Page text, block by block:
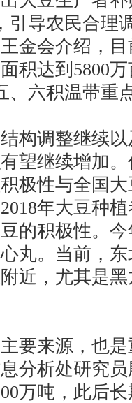
引导农民合理
金会介绍，
积达到5800
、六积温带重
调整继续以
望继续增加
极性与全国
年大豆种
的积极性。
丸。当前，
近，尤其是
来源，也是
分析处研究
万吨，此后